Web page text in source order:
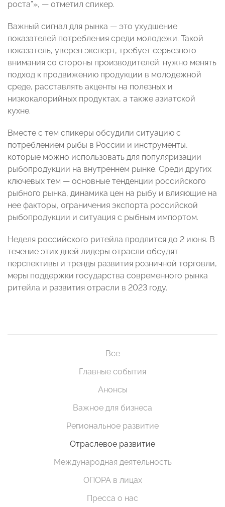
роста”», — отметил спикер.
Важный сигнал для рынка — это ухудшение
показателей потребления среди молодежи. Такой
показатель, уверен эксперт, требует серьезного
внимания со стороны производителей: нужно менять
подход к продвижению продукции в молодежной
среде, расставлять акценты на полезных и
низкокалорийных продуктах, а также азиатской
кухне.
Вместе с тем спикеры обсудили ситуацию с
потреблением рыбы в России и инструменты,
которые можно использовать для популяризации
рыбопродукции на внутреннем рынке. Среди других
ключевых тем — основные тенденции российского
рыбного рынка, динамика цен на рыбу и влияющие на
нее факторы, ограничения экспорта российской
рыбопродукции и ситуация с рыбным импортом.
Неделя российского ритейла продлится до 2 июня. В
течение этих дней лидеры отрасли обсудят
перспективы и тренды развития розничной торговли,
меры поддержки государства современного рынка
ритейла и развития отрасли в 2023 году.
Все
Главные события
Анонсы
Важное для бизнеса
Региональное развитие
Отраслевое развитие
Международная деятельность
ОПОРА в лицах
Пресса о нас